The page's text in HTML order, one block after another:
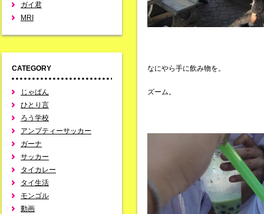
ガイ君
MRI
CATEGORY
じゃぱん
ひとり言
ろう学校
アンプティーサッカー
ガーナ
サッカー
タイカレー
タイ生活
モンゴル
動画
なにやら手に飲み物を。
ズーム。